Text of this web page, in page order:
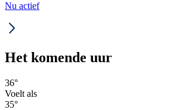
Nu actief
Het komende uur
36°
Voelt als
35°